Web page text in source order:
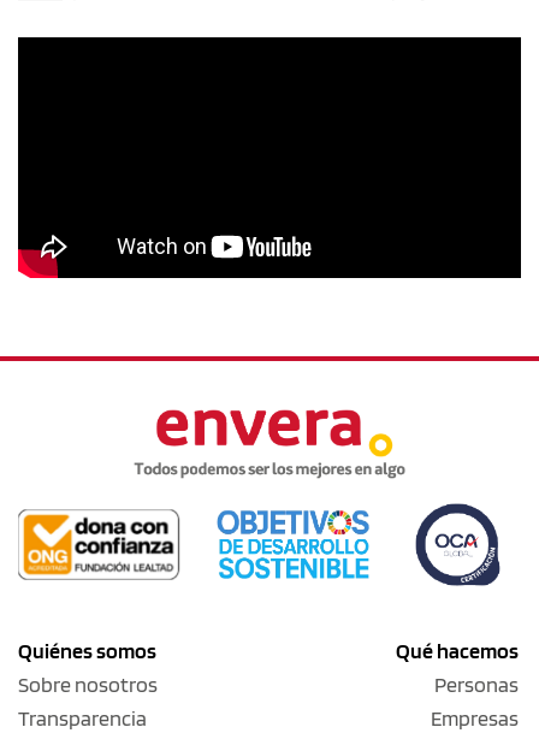
Quiénes somos
Sobre nosotros
Transparencia
Qué hacemos
Personas
Empresas